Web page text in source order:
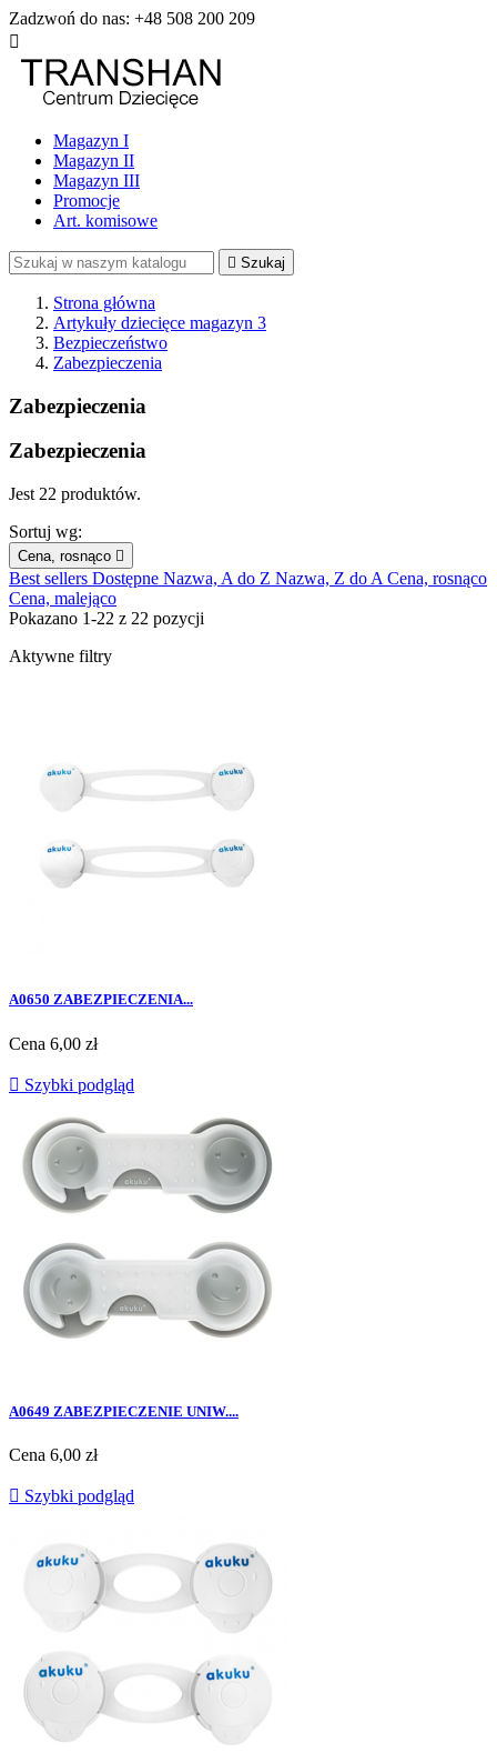
Zadzwoń do nas: +48 508 200 209

Magazyn I
Magazyn II
Magazyn III
Promocje
Art. komisowe
 Szukaj
Strona główna
Artykuły dziecięce magazyn 3
Bezpieczeństwo
Zabezpieczenia
Zabezpieczenia
Zabezpieczenia
Jest 22 produktów.
Sortuj wg:
Cena, rosnąco 
Best sellers Dostępne Nazwa, A do Z Nazwa, Z do A Cena, rosnąco
Cena, malejąco
Pokazano 1-22 z 22 pozycji
Aktywne filtry
A0650 ZABEZPIECZENIA...
Cena 6,00 zł
 Szybki podgląd
A0649 ZABEZPIECZENIE UNIW....
Cena 6,00 zł
 Szybki podgląd